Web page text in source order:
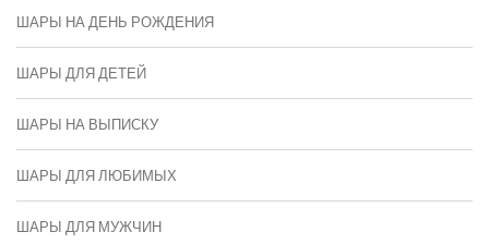
ШАРЫ НА ДЕНЬ РОЖДЕНИЯ
ШАРЫ ДЛЯ ДЕТЕЙ
ШАРЫ НА ВЫПИСКУ
ШАРЫ ДЛЯ ЛЮБИМЫХ
ШАРЫ ДЛЯ МУЖЧИН